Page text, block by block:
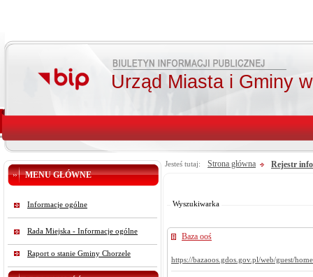
Urząd Miasta i Gminy
MENU GŁÓWNE
Informacje ogólne
Rada Miejska - Informacje ogólne
Raport o stanie Gminy Chorzele
Jesteś tutaj: Strona główna Rejestr
Wyszukiwarka
Baza ooś
https://bazaoos.gdos.gov.pl/web/guest/home